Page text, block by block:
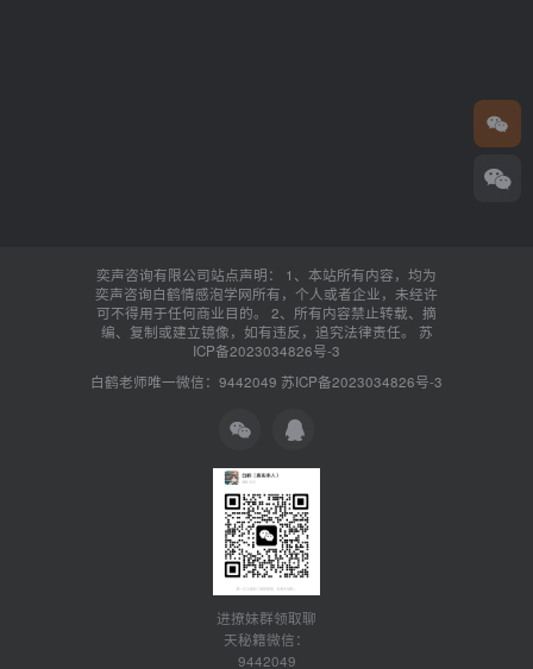
奕声咨询有限公司站点声明： 1、本站所有内容，均为
奕声咨询白鹤情感泡学网所有，个人或者企业，未经许
可不得用于任何商业目的。 2、所有内容禁止转载、摘
编、复制或建立镜像，如有违反，追究法律责任。 苏
ICP备2023034826号-3
白鹤老师唯一微信：9442049 苏ICP备2023034826号-3
进撩妹群领取聊
天秘籍微信：
9442049